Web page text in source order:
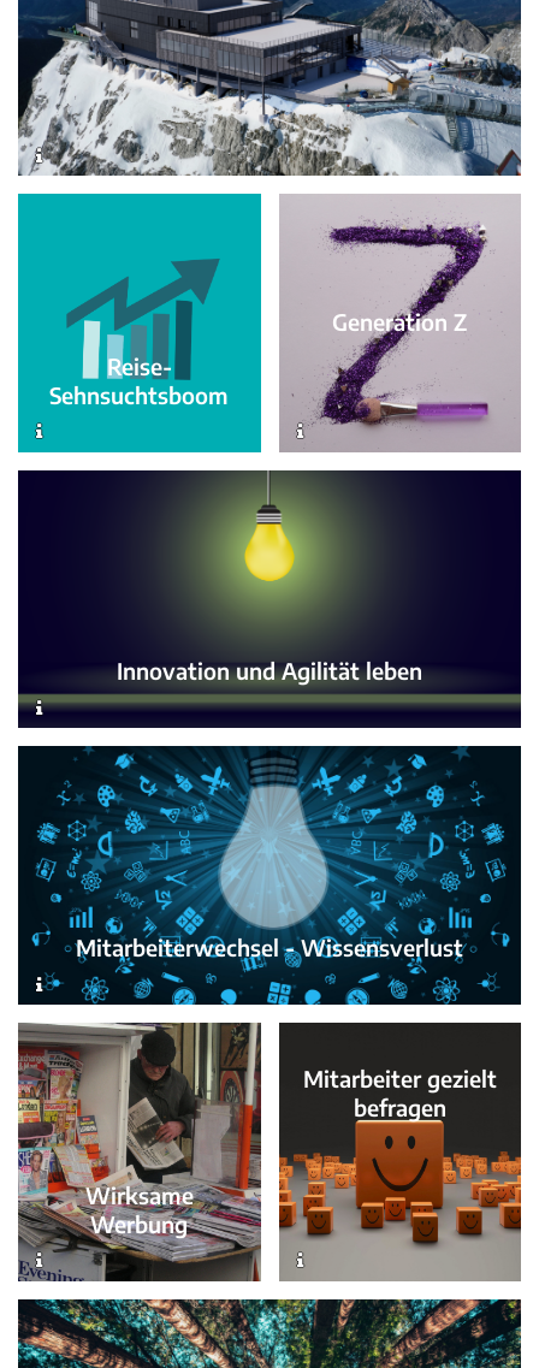
Reise-
Sehnsuchtsboom
Innovation und Agilität leben
Generation Z
Mitarbeiterwechsel - Wissensverlust
Wirksame
Werbung
Mitarbeiter gezielt
befragen